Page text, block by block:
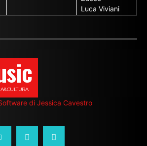
Luca Viviani
di Jessica Cavestro